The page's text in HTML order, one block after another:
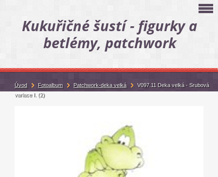
Kukuřičné šustí - figurky a
betlémy, patchwork
Úvod Fotoalbum Patchwork-deka velká
V097.11 Deka velká - Srubová
variace I. (2)